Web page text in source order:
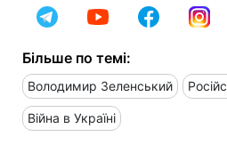
Більше по темі:
Володимир Зеленський
Війна в Україні